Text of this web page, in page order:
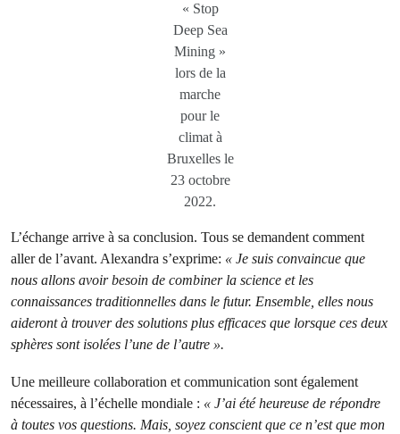
« Stop
Deep Sea
Mining »
lors de la
marche
pour le
climat à
Bruxelles le
23 octobre
2022.
L’échange arrive à sa conclusion. Tous se demandent comment
aller de l’avant. Alexandra s’exprime: « Je suis convaincue que
nous allons avoir besoin de combiner la science et les
connaissances traditionnelles dans le futur. Ensemble, elles nous
aideront à trouver des solutions plus efficaces que lorsque ces deux
sphères sont isolées l’une de l’autre ».
Une meilleure collaboration et communication sont également
nécessaires, à l’échelle mondiale : « J’ai été heureuse de répondre
à toutes vos questions. Mais, soyez conscient que ce n’est que mon